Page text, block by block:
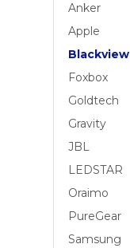
Anker
Apple
Blackview
Foxbox
Goldtech
Gravity
JBL
LEDSTAR
Oraimo
PureGear
Samsung